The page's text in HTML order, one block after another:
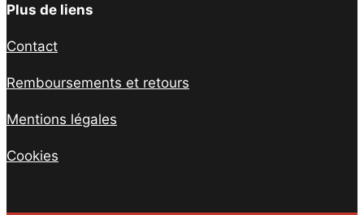
Plus de liens
Contact
Remboursements et retours
Mentions légales
Cookies